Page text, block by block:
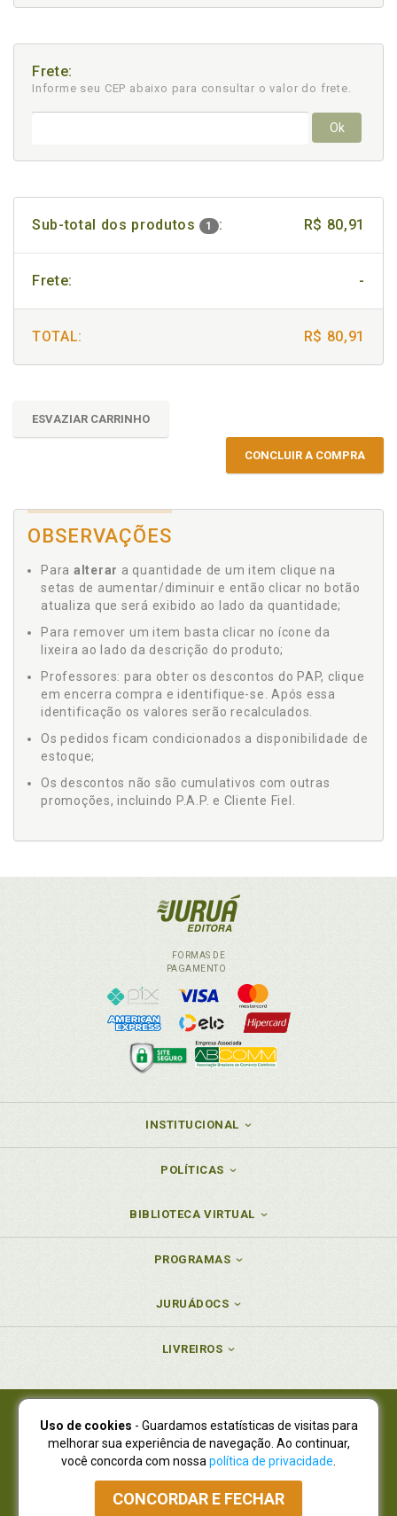
Frete:
Informe seu CEP abaixo para consultar o valor do frete.
Ok
Sub-total dos produtos 1 : R$ 80,91
Frete: -
TOTAL: R$ 80,91
ESVAZIAR CARRINHO
CONCLUIR A COMPRA
OBSERVAÇÕES
Para alterar a quantidade de um item clique na
setas de aumentar/diminuir e então clicar no botão
atualiza que será exibido ao lado da quantidade;
Para remover um item basta clicar no ícone da
lixeira ao lado da descrição do produto;
Professores: para obter os descontos do PAP, clique
em encerra compra e identifique-se. Após essa
identificação os valores serão recalculados.
Os pedidos ficam condicionados a disponibilidade de
estoque;
Os descontos não são cumulativos com outras
promoções, incluindo P.A.P. e Cliente Fiel.
FORMAS DE
PAGAMENTO
INSTITUCIONAL
POLÍTICAS
BIBLIOTECA VIRTUAL
PROGRAMAS
JURUÁDOCS
LIVREIROS
Juruá Editora Ltda., CNPJ 77.535.508/0001-19
Juruá Informática Ltda., CNPJ 01.701.561/0001-80
NOVO ENDEREÇO:R. Flávio Dallegrave, 7665, São Lourenço |
Curitiba - Paraná - CEP 82210-310
Atendimento: (41) 4009-3900|Vendas Atacado: (41) 4009-3939
Uso de cookies - Guardamos estatísticas de visitas para
melhorar sua experiência de navegação. Ao continuar,
você concorda com nossa política de privacidade
CONCORDAR E FECHAR